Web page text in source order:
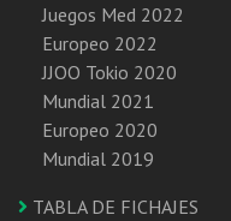
Juegos Med 2022
Europeo 2022
JJOO Tokio 2020
Mundial 2021
Europeo 2020
Mundial 2019
TABLA DE FICHAJES